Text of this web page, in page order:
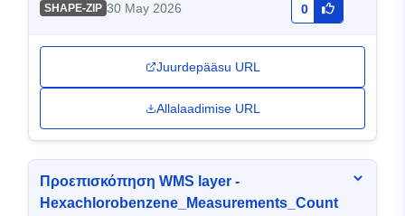
SHAPE-ZIP 30 May 2026 0
Juurdepääsu URL
Allalaadimise URL
Προεπισκόπηση WMS layer -
Hexachlorobenzene_Measurements_Count